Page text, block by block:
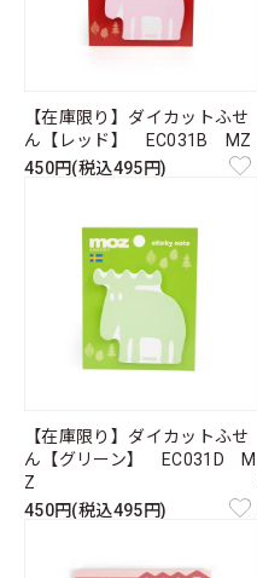
【在庫限り】ダイカットふせ
ん【レッド】 EC031B MZ
450円(税込495円)
【在庫限り】ダイカットふせ
ん【グリーン】 EC031D M
Z
450円(税込495円)